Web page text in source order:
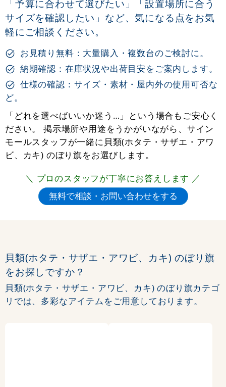
「予算に合わせて選びたい」「設置場所に合う
サイズを確認したい」など、気になる点をお気
軽にご相談ください。
お見積り無料：大量購入・複数台のご検討に。
納期確認：在庫状況や出荷目安をご案内します。
仕様の確認：サイズ・素材・屋内外の使用可否な
ど。
「どれを選べばいいか迷う…」という場合もご安心く
ださい。 掲示場所や用途をうかがいながら、サイン
モールスタッフが一緒に貝類(ホタテ・サザエ・アワ
ビ、カキ) のぼり旗をお選びします。
＼ プロのスタッフが丁寧にお答えします ／
貝類(ホタテ・サザエ・アワビ、カキ) のぼり旗
をお探しですか？
貝類(ホタテ・サザエ・アワビ、カキ) のぼり旗カテゴ
リでは、多彩なアイテムをご用意しております。